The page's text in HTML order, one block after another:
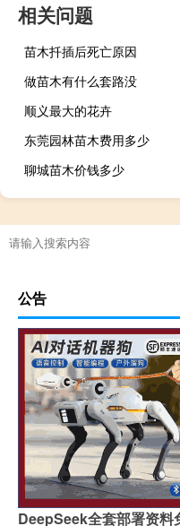
相关问题
苗木扦插后死亡原因
做苗木有什么套路没
顺义最大的花卉
东莞园林苗木费用多少
聊城苗木价钱多少
公告
DeepSeek全套部署资料